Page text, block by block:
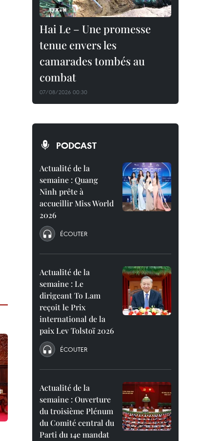
Hai Le – Une promesse
tenue envers les
camarades tombés au
combat
07/08/2026 00:30
PODCAST
Actualité de la
semaine : Quang
Ninh prête à
accueillir Miss World
2026
ÉCOUTER
Actualité de la
semaine : Le
dirigeant To Lam
reçoit le Prix
international de la
paix Lev Tolstoï 2026
ÉCOUTER
Actualité de la
semaine : Ouverture
du troisième Plénum
du Comité central du
Parti du 14e mandat